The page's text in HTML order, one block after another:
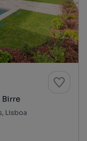
Birre
Lisboa